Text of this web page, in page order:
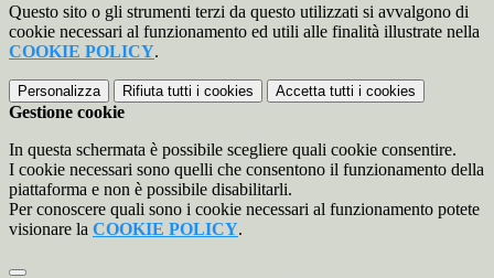
Questo sito o gli strumenti terzi da questo utilizzati si avvalgono di
cookie necessari al funzionamento ed utili alle finalità illustrate nella
COOKIE POLICY.
Personalizza Rifiuta tutti i cookies Accetta tutti i cookies
Gestione cookie
In questa schermata è possibile scegliere quali cookie consentire.
I cookie necessari sono quelli che consentono il funzionamento della
piattaforma e non è possibile disabilitarli.
Per conoscere quali sono i cookie necessari al funzionamento potete
visionare la COOKIE POLICY.